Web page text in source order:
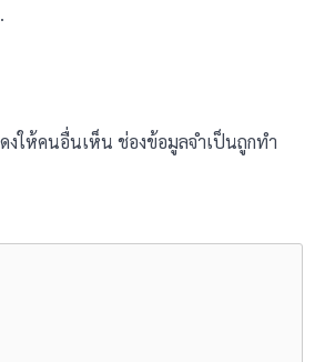
งให้คนอื่นเห็น ช่องข้อมูลจำเป็นถูกทำ